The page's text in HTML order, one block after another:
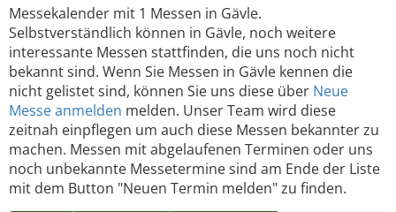
Messekalender mit 1 Messen in Gävle.
Selbstverständlich können in Gävle, noch weitere
interessante Messen stattfinden, die uns noch nicht
bekannt sind. Wenn Sie Messen in Gävle kennen die
nicht gelistet sind, können Sie uns diese über Neue
Messe anmelden melden. Unser Team wird diese
zeitnah einpflegen um auch diese Messen bekannter zu
machen. Messen mit abgelaufenen Terminen oder uns
noch unbekannte Messetermine sind am Ende der Liste
mit dem Button "Neuen Termin melden" zu finden.